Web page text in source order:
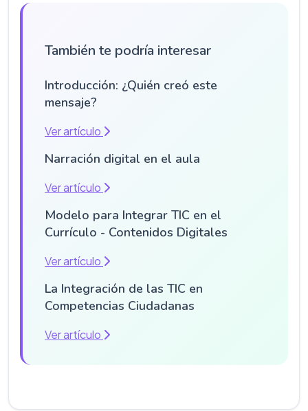
También te podría interesar
Introducción: ¿Quién creó este
mensaje?
Ver artículo
Narración digital en el aula
Ver artículo
Modelo para Integrar TIC en el
Currículo - Contenidos Digitales
Ver artículo
La Integración de las TIC en
Competencias Ciudadanas
Ver artículo